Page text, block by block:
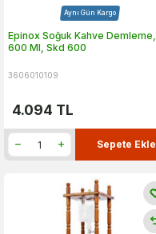
Aynı Gün Kargo
Epinox Soğuk Kahve Demleme,
600 Ml, Skd 600
3606010109
4.094 TL
Sepete Ekle